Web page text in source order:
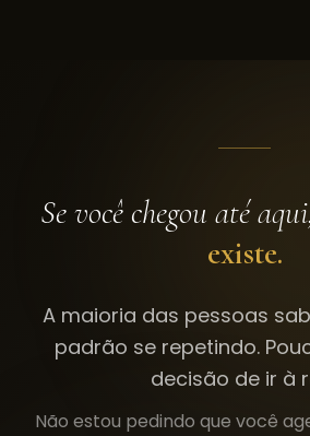
Se você chegou até
existe.
A maioria das pessoas
padrão se repetindo.
decisão de ir à
Não estou pedindo que você